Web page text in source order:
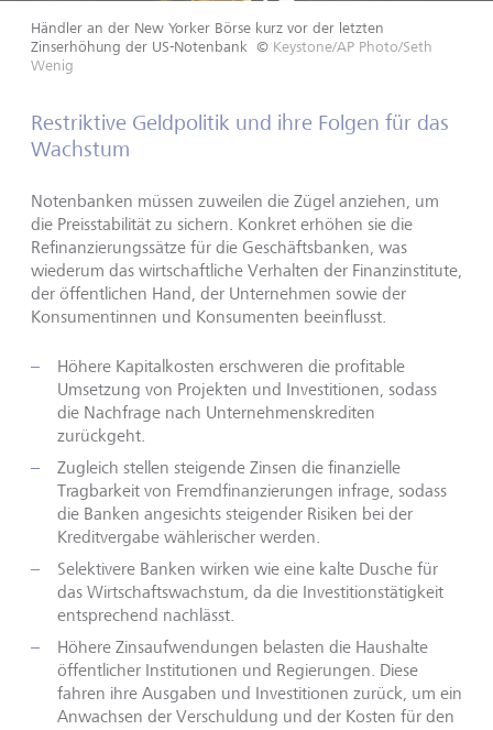
Händler an der New Yorker Börse kurz vor der letzten
Zinserhöhung der US-Notenbank © Keystone/AP Photo/Seth
Wenig
Restriktive Geldpolitik und ihre Folgen für das
Wachstum
Notenbanken müssen zuweilen die Zügel anziehen, um
die Preisstabilität zu sichern. Konkret erhöhen sie die
Refinanzierungssätze für die Geschäftsbanken, was
wiederum das wirtschaftliche Verhalten der Finanzinstitute,
der öffentlichen Hand, der Unternehmen sowie der
Konsumentinnen und Konsumenten beeinflusst.
Höhere Kapitalkosten erschweren die profitable
Umsetzung von Projekten und Investitionen, sodass
die Nachfrage nach Unternehmenskrediten
zurückgeht.
Zugleich stellen steigende Zinsen die finanzielle
Tragbarkeit von Fremdfinanzierungen infrage, sodass
die Banken angesichts steigender Risiken bei der
Kreditvergabe wählerischer werden.
Selektivere Banken wirken wie eine kalte Dusche für
das Wirtschaftswachstum, da die Investitionstätigkeit
entsprechend nachlässt.
Höhere Zinsaufwendungen belasten die Haushalte
öffentlicher Institutionen und Regierungen. Diese
fahren ihre Ausgaben und Investitionen zurück, um ein
Anwachsen der Verschuldung und der Kosten für den